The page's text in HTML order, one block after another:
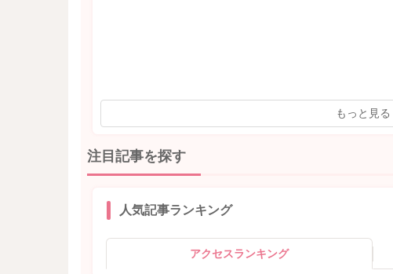
もっと見る
注目記事を探す
人気記事ランキング
アクセスランキング